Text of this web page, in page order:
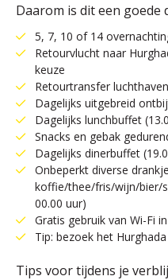
Daarom is dit een goede
5, 7, 10 of 14
Retourvlucht naar
keuze
Retourtransfer
Dagelijks uitgebreid
Dagelijks lunchbuffet
Snacks en gebak
Dagelijks dinerbuffet
Onbeperkt diverse
koffie/thee/fris/wijn/bier/
00.00 uur)
Gratis gebruik van Wi-Fi
Tip: bezoek het
Tips voor tijdens je